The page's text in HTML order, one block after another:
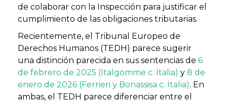
de colaborar con la Inspección para justificar el
cumplimiento de las obligaciones tributarias.
Recientemente, el Tribunal Europeo de
Derechos Humanos (TEDH) parece sugerir
una distinción parecida en sus sentencias de 6
de febrero de 2025 (Italgomme c. Italia) y 8 de
enero de 2026 (Ferrieri y Bonassisa c. Italia). En
ambas, el TEDH parece diferenciar entre el